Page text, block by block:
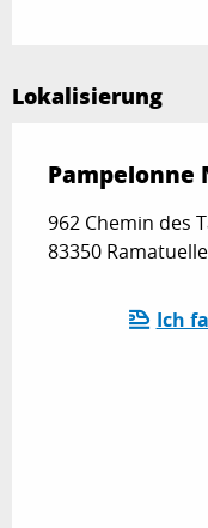
Lokalisierung
Pampelonne
962 Chemin des
83350 Ramatuelle
Ich